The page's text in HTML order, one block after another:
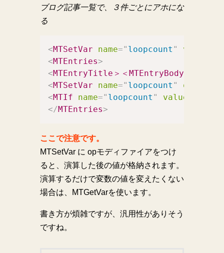
ブログ記事一覧で、３件ごとにアホにな
る
<MTSetVar name=" loopcount " value
<MTEntries>
<MTEntryTitle＞＜MTEntryBody
<MTSetVar name=" loopcount " op
<MTIf name=" loopcount " value
</MTEntries>
ここで注意です。
MTSetVar に opモディファイアをつけ
ると、演算した後の値が格納されます。
演算するだけで変数の値を変えたくない
場合は、MTGetVarを使います。
書き方が煩雑ですが、汎用性がありそう
ですね。